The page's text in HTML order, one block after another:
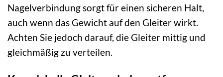
Nagelverbindung sorgt für einen sicheren Halt,
auch wenn das Gewicht auf den Gleiter wirkt.
Achten Sie jedoch darauf, die Gleiter mittig und
gleichmäßig zu verteilen.